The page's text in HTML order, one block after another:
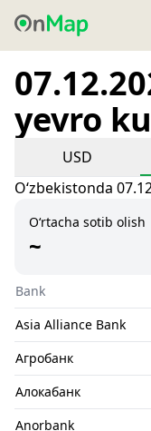
yevro
USD
Oʻzbekistonda
O‘rtacha sotib olish
~
Bank
Asia Alliance Bank
Агробанк
Алокабанк
Anorbank